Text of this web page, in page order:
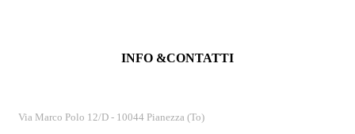
INFO &CONTATTI
Via Marco Polo 12/D - 10044 Pianezza (To)